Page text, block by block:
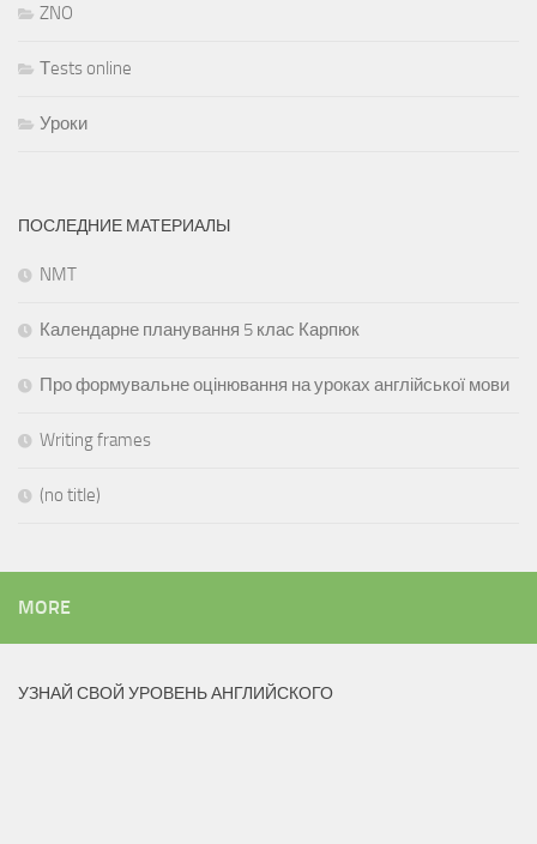
ZNO
Тests online
Уроки
ПОСЛЕДНИЕ МАТЕРИАЛЫ
NMT
Календарне планування 5 клас Карпюк
Про формувальне оцінювання на уроках англійської мови
Writing frames
(no title)
MORE
УЗНАЙ СВОЙ УРОВЕНЬ АНГЛИЙСКОГО